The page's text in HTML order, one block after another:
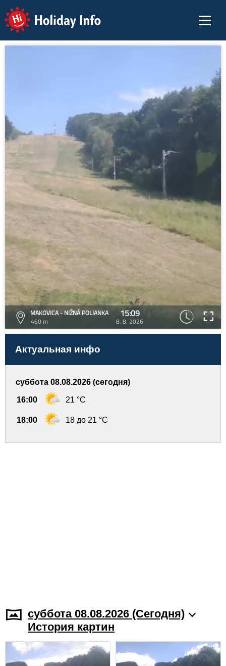
Holiday Info
MAKOVICA - NIŽNÁ POLIANKA
460 m
15:09
8. 8. 2026
Актуальная инфо
суббота 08.08.2026 (сегодня)
16:00 21 °C
18:00 18 до 21 °C
суббота 08.08.2026 (Cегодня)
История картин